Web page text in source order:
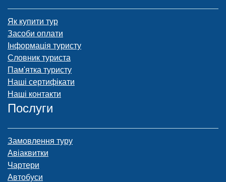
Як купити тур
Засоби оплати
Інформація туристу
Словник туриста
Пам'ятка туристу
Наші сертифікати
Наші контакти
Послуги
Замовлення туру
Авіаквитки
Чартери
Автобуси